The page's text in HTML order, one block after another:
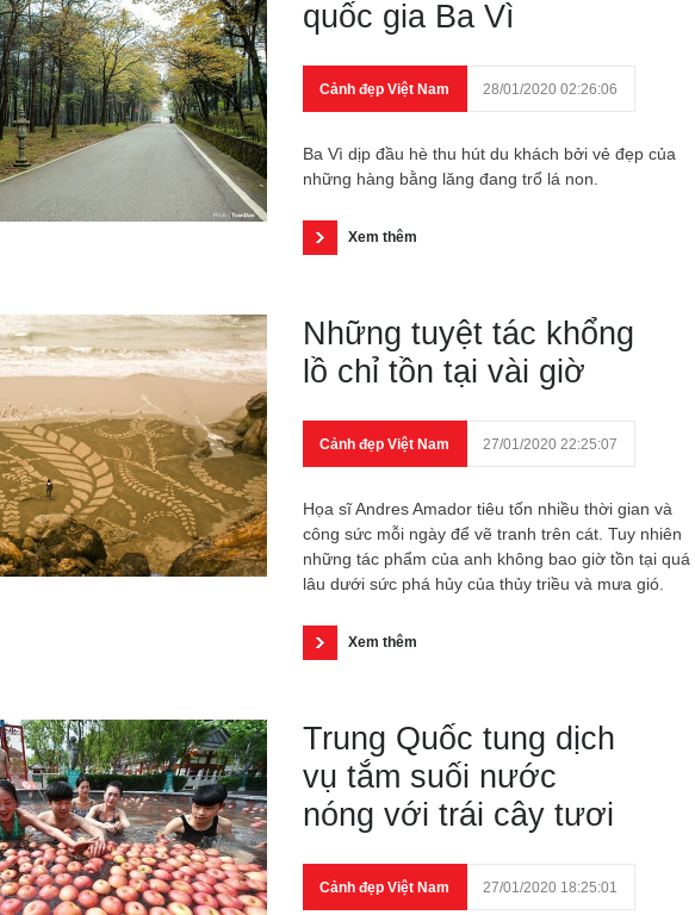
quốc gia Ba Vì
Cảnh đẹp Việt Nam 28/01/2020 02:26:06
Ba Vì dịp đầu hè thu hút du khách bởi vẻ đẹp của
những hàng bằng lăng đang trổ lá non.
Xem thêm
Những tuyệt tác khổng
lồ chỉ tồn tại vài giờ
Cảnh đẹp Việt Nam 27/01/2020 22:25:07
Họa sĩ Andres Amador tiêu tốn nhiều thời gian và
công sức mỗi ngày để vẽ tranh trên cát. Tuy nhiên
những tác phẩm của anh không bao giờ tồn tại quá
lâu dưới sức phá hủy của thủy triều và mưa gió.
Xem thêm
Trung Quốc tung dịch
vụ tắm suối nước
nóng với trái cây tươi
Cảnh đẹp Việt Nam 27/01/2020 18:25:01